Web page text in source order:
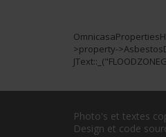
>property-
Photo's et textes
Design et code